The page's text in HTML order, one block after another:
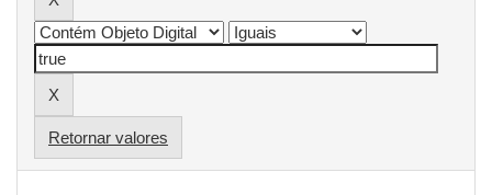
Retornar valores